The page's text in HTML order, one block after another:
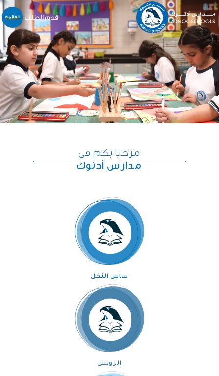
قدم الطلب القائمة
نبذة عنا
المدارس
المنهاج
التسجيل و القبول
خدمات أخرى
English
مرحبا بكم في
مدارس أدنوك
ساس النخل
الرويس